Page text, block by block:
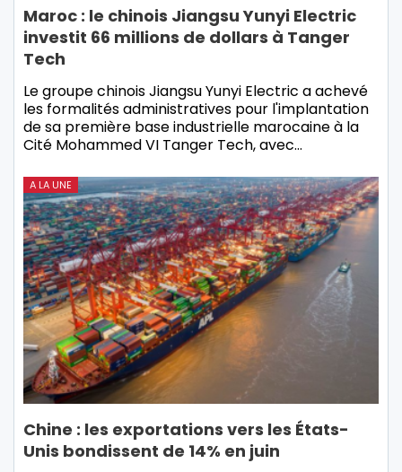
Maroc : le chinois Jiangsu Yunyi Electric
investit 66 millions de dollars à Tanger
Tech
Le groupe chinois Jiangsu Yunyi Electric a achevé
les formalités administratives pour l'implantation
de sa première base industrielle marocaine à la
Cité Mohammed VI Tanger Tech, avec…
A LA UNE
Chine : les exportations vers les États-
Unis bondissent de 14% en juin